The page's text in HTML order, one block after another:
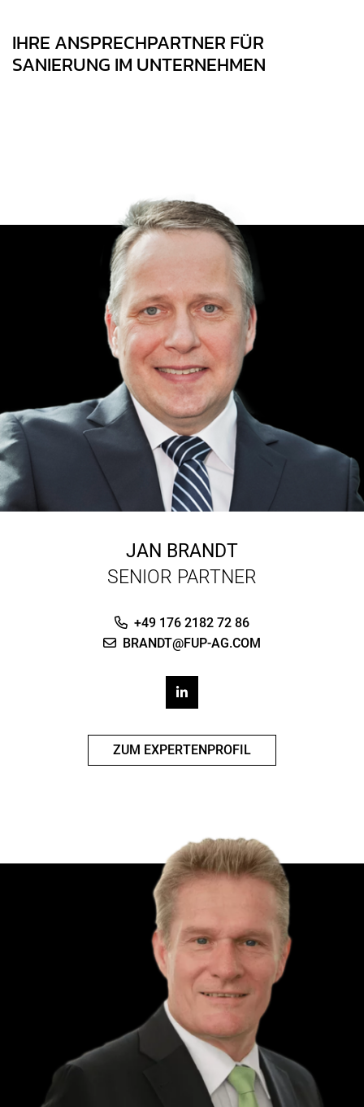
IHRE ANSPRECHPARTNER FÜR
SANIERUNG IM UNTERNEHMEN
JAN BRANDT
SENIOR PARTNER
+49 176 2182 72 86
BRANDT@FUP-AG.COM
ZUM EXPERTENPROFIL